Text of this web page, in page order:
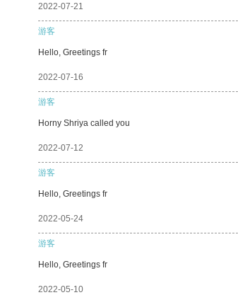
2022-07-21
游客
Hello, Greetings fr
2022-07-16
游客
Horny Shriya called you
2022-07-12
游客
Hello, Greetings fr
2022-05-24
游客
Hello, Greetings fr
2022-05-10